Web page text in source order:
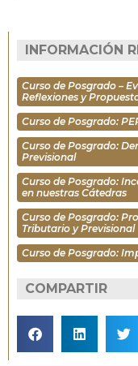
INFORMACIÓN
Curso de Posgrado –
Reflexiones y
Curso de Posgrado:
Curso de Posgrado:
Previsional
Curso de Posgrado:
en nuestras Cátedras
Curso de Posgrado:
Tributario y Previsional
Curso de Posgrado:
COMPARTIR